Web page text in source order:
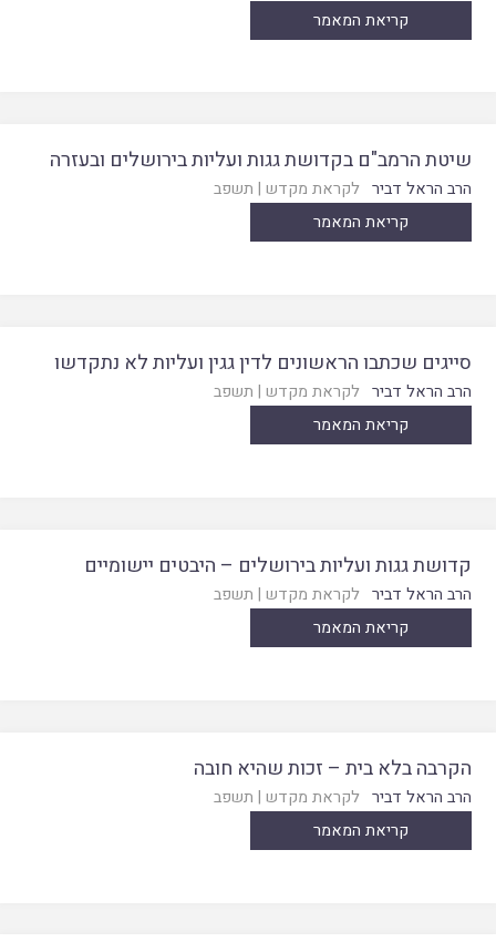
קריאת המאמר
שיטת הרמב"ם בקדושת גגות ועליות בירושלים ובעזרה
הרב הראל דביר לקראת מקדש | תשפב
קריאת המאמר
סייגים שכתבו הראשונים לדין גגין ועליות לא נתקדשו
הרב הראל דביר לקראת מקדש | תשפב
קריאת המאמר
קדושת גגות ועליות בירושלים – היבטים יישומיים
הרב הראל דביר לקראת מקדש | תשפב
קריאת המאמר
הקרבה בלא בית – זכות שהיא חובה
הרב הראל דביר לקראת מקדש | תשפב
קריאת המאמר